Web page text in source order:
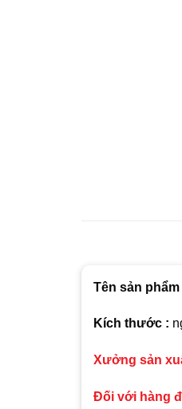
Tên sản phẩm
Kích thước :
Xưởng sản
Đối với hàng